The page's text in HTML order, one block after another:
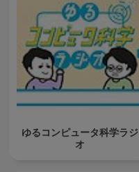
ゆるコンピュータ科学ラジ
オ